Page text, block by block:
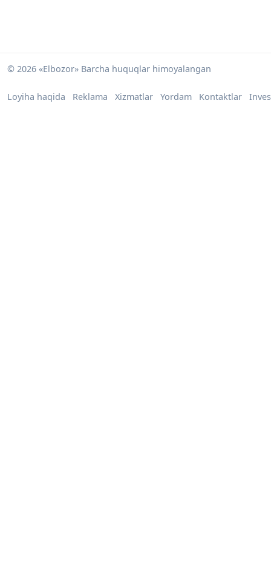
© 2026 «Elbozor» Barcha huquqlar himoyalangan
Loyiha haqida Reklama Xizmatlar Yordam Kontaktlar